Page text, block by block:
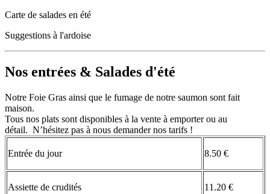
Carte de salades en été
Suggestions à l'ardoise
Nos entrées & Salades d'été
Notre Foie Gras ainsi que le fumage de notre saumon sont fait
maison.
Tous nos plats sont disponibles à la vente à emporter ou au
détail. N’hésitez pas à nous demander nos tarifs !
Entrée du jour 8.50 €
Assiette de crudités 11.20 €